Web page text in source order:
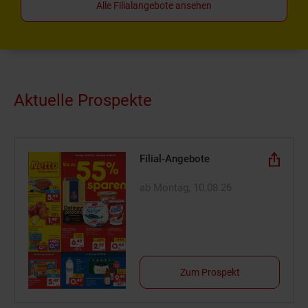
Alle Filialangebote ansehen
Aktuelle Prospekte
Filial-Angebote
Zum Prospekt